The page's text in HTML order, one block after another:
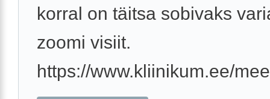
korral on täitsa sobivaks
zoomi visiit.
https://www.kliinikum.ee/